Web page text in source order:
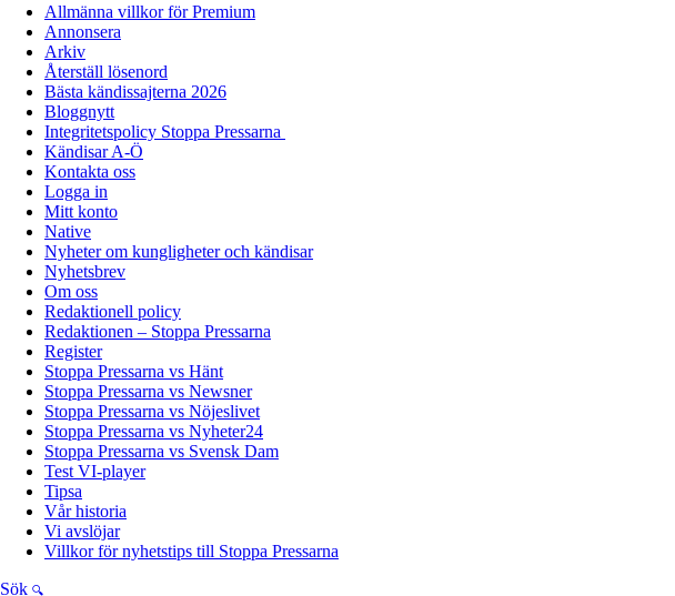
Allmänna villkor för Premium
Annonsera
Arkiv
Återställ lösenord
Bästa kändissajterna 2026
Bloggnytt
Integritetspolicy Stoppa Pressarna
Kändisar A-Ö
Kontakta oss
Logga in
Mitt konto
Native
Nyheter om kungligheter och kändisar
Nyhetsbrev
Om oss
Redaktionell policy
Redaktionen – Stoppa Pressarna
Register
Stoppa Pressarna vs Hänt
Stoppa Pressarna vs Newsner
Stoppa Pressarna vs Nöjeslivet
Stoppa Pressarna vs Nyheter24
Stoppa Pressarna vs Svensk Dam
Test VI-player
Tipsa
Vår historia
Vi avslöjar
Villkor för nyhetstips till Stoppa Pressarna
Sök